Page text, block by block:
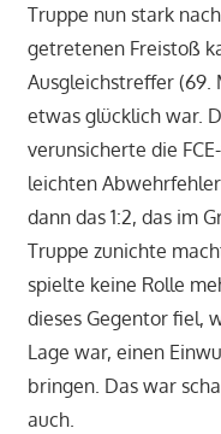
Truppe nun stark
getretenen Freistoß
Ausgleichstreffer (69.
etwas glücklich war.
verunsicherte die
leichten
dann das 1:2, das im
Truppe zunichte
spielte keine Rolle
dieses Gegentor fiel,
Lage war, einen
bringen. Das war
auch.